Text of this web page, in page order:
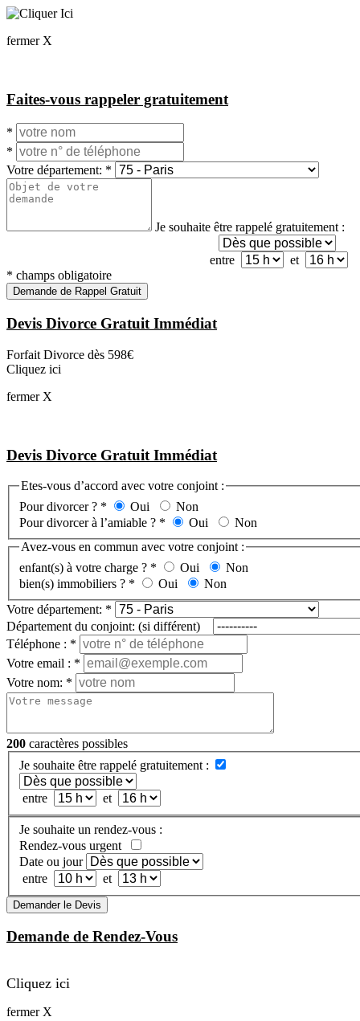
fermer X
Faites-vous rappeler gratuitement
*
*
Votre département: *
Je souhaite être rappelé gratuitement :
entre
et
* champs obligatoire
Demande de Rappel Gratuit
Devis Divorce Gratuit Immédiat
Forfait Divorce dès 598€
Cliquez ici
fermer X
Devis Divorce Gratuit Immédiat
Etes-vous d’accord avec votre conjoint :
Pour divorcer ? * Oui
Non
Pour divorcer à l’amiable ? * Oui
Non
Avez-vous en commun avec votre conjoint :
enfant(s) à votre charge ? * Oui
Non
bien(s) immobiliers ? * Oui
Non
Votre département: *
Département du conjoint: (si différent)
Téléphone : *
Votre email : *
Votre nom: *
200 caractères possibles
Je souhaite être rappelé gratuitement :
entre et
Je souhaite un rendez-vous :
Rendez-vous urgent
Date ou jour
entre
et
Demander le Devis
Demande de Rendez-Vous
Cliquez ici
fermer X